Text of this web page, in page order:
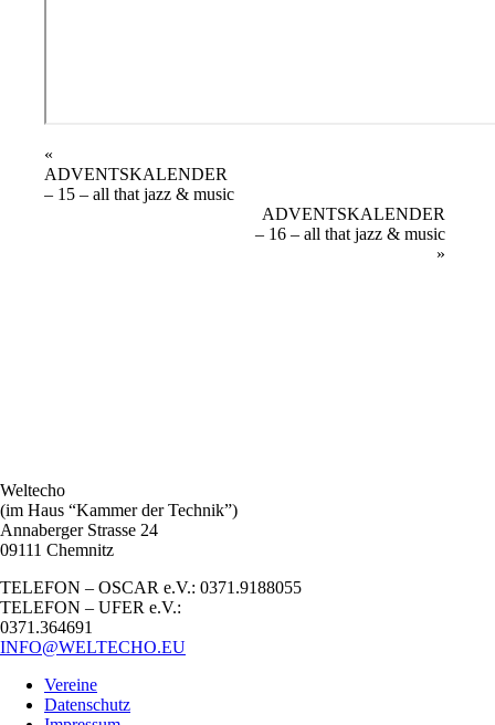
Veranstaltung
Navigation
«
ADVENTSKALENDER
– 15 – all that jazz & music
ADVENTSKALENDER
– 16 – all that jazz & music
»
Weltecho
(im Haus “Kammer der Technik”)
Annaberger Strasse 24
09111 Chemnitz
TELEFON – OSCAR e.V.: 0371.9188055
TELEFON – UFER e.V.:
0371.364691
INFO@WELTECHO.EU
Vereine
Datenschutz